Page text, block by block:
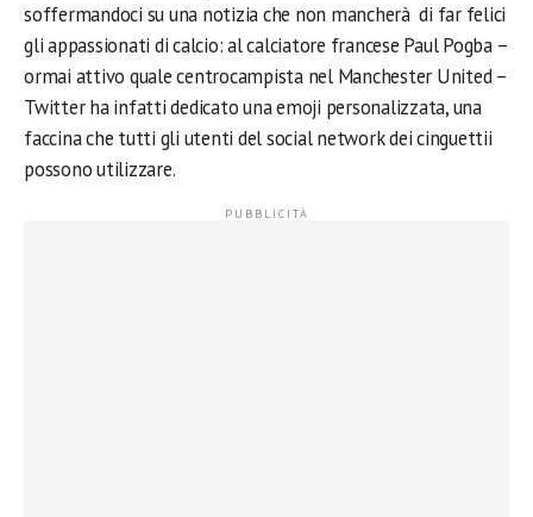
soffermandoci su una notizia che non mancherà di far felici
gli appassionati di calcio: al calciatore francese Paul Pogba –
ormai attivo quale centrocampista nel Manchester United –
Twitter ha infatti dedicato una emoji personalizzata, una
faccina che tutti gli utenti del social network dei cinguettii
possono utilizzare.